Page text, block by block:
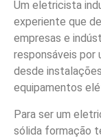
Um eletricista
experiente que
empresas e
responsáveis por
desde
equipamentos
Para ser um
sólida formação